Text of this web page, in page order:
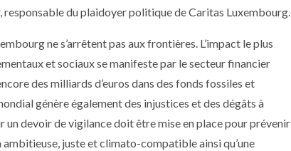
responsable du plaidoyer politique de Caritas Luxembourg.
ne s’arrêtent pas aux frontières. L’impact le plus
et sociaux se manifeste par le secteur financier
des milliards d’euros dans des fonds fossiles et
génère également des injustices et des dégâts à
un devoir de vigilance doit être mise en place pour prévenir
juste et climato-compatible ainsi qu’une